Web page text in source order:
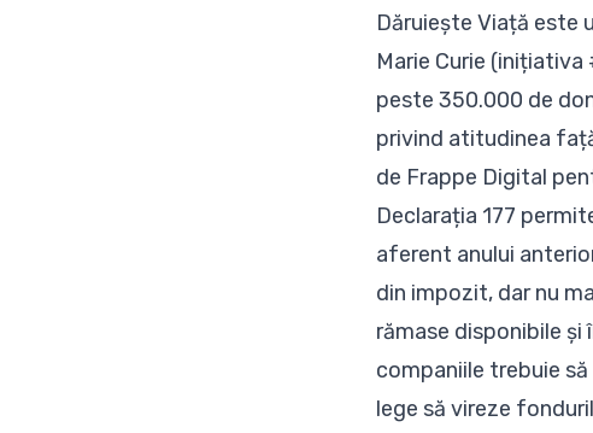
Dăruiește Viață este
Marie Curie
peste 350.000 de
privind atitudinea
de Frappe Digital
Declarația 177
aferent anului
din impozit, dar nu
rămase disponibile și
companiile trebuie
lege să vireze